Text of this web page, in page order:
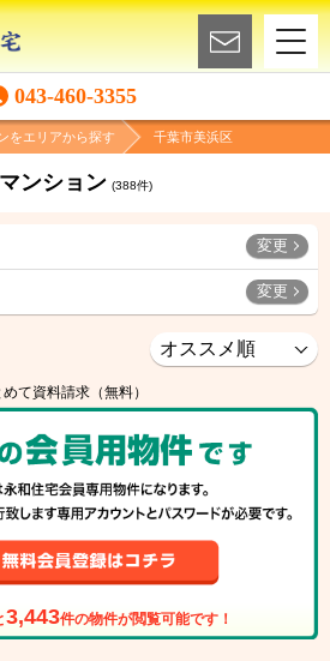
043-460-3355
をエリアから探す 千葉市美浜区
ンション (388件)
変更
変更
て資料請求（無料）
3,443件の物件が閲覧可能です！